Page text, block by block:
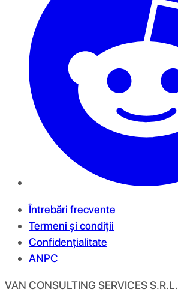
Întrebări frecvente
Termeni și condiții
Confidențialitate
ANPC
VAN CONSULTING SERVICES S.R.L.